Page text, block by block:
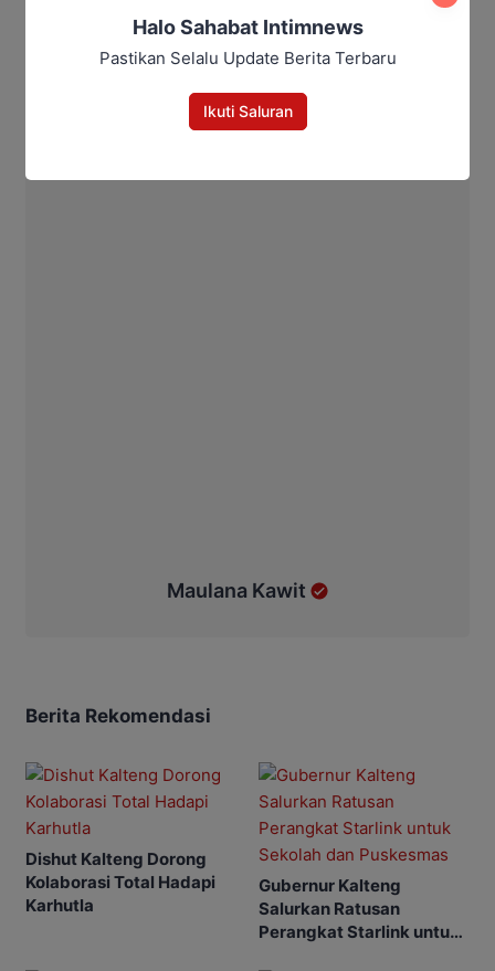
Maulana Kawit
Berita Rekomendasi
Dishut Kalteng Dorong
Kolaborasi Total Hadapi
Karhutla
Gubernur Kalteng
Salurkan Ratusan
Perangkat Starlink untuk
Halo Sahabat Intimnews
Pastikan Selalu Update Berita Terbaru
Ikuti Saluran